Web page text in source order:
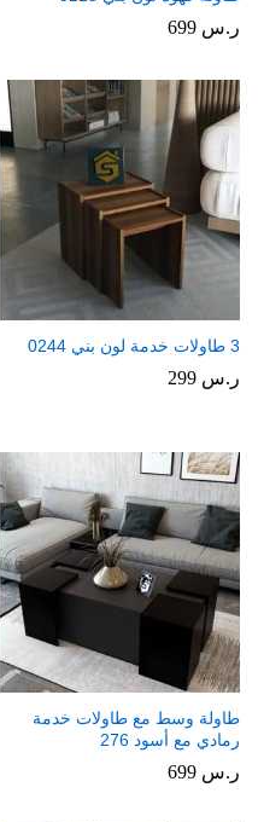
ر.س
3 طاولات خدمة لون بني 0244
ر.س
طاولة وسط مع طاولات خدمة
رمادي مع أسود 276
ر.س